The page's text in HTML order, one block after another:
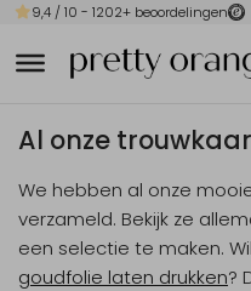
9,4 / 10 - 1202+ beoordelingen
Al onze
We hebben al onze
verzameld. Bekijk ze
een selectie te maken.
goudfolie laten drukken?